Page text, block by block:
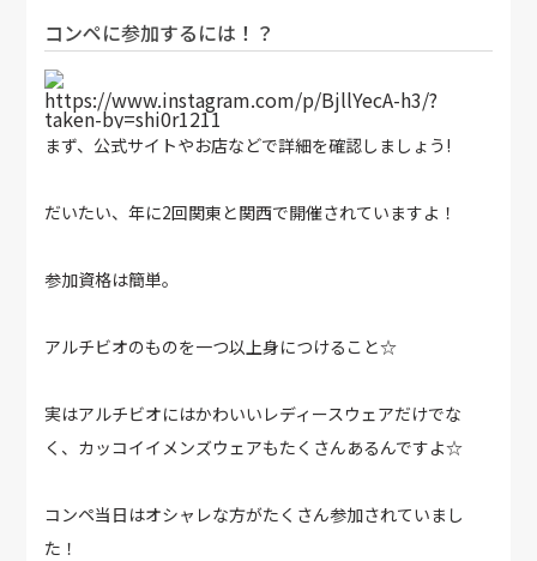
コンペに参加するには！？
https://www.instagram.com/p/BjllYecA-h3/?
taken-by=shi0r1211
まず、公式サイトやお店などで詳細を確認しましょう!
だいたい、年に2回関東と関西で開催されていますよ！
参加資格は簡単。
アルチビオのものを一つ以上身につけること☆
実はアルチビオにはかわいいレディースウェアだけでな
く、カッコイイメンズウェアもたくさんあるんですよ☆
コンペ当日はオシャレな方がたくさん参加されていまし
た！